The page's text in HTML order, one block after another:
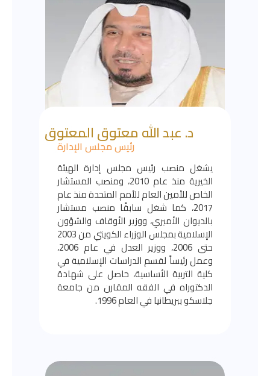
د. عبد الله معتوق المعتوق
رئيس مجلس الإدارة
يشغل منصب رئيس مجلس إدارة الهيئة
الخيرية منذ عام 2010، ومنصب المستشار
الخاص للأمين العام للأمم المتحدة منذ عام
2017، كما شغل سابقًا منصب مستشار
بالديوان الأميري، ووزير الأوقاف والشؤون
الإسلامية بمجلس الوزراء الكويتي من 2003
حتى 2006، ووزير العدل في عام 2006،
وعمل رئيساً لقسم الدراسات الإسلامية في
كلية التربية الأساسية، حاصل على شهادة
الدكتوراه في الفقه المقارن من جامعة
جلاسكو ببريطانيا في العام 1996.